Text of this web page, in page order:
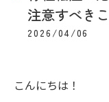
注意すべき
2026/04/06
こんにちは！